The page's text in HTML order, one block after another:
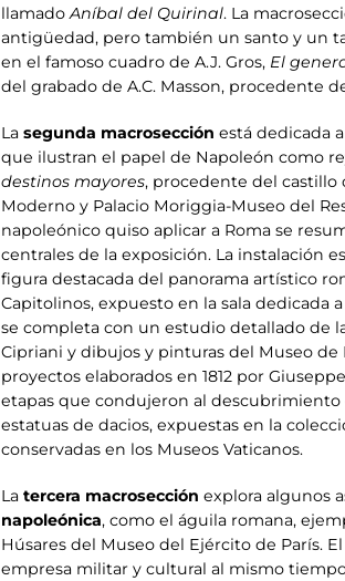
llamadoAníbal del Quirinal. La
antigüedad, pero también un santo y un
en el famoso cuadro de A.J. Gros, El
del grabado de A.C. Masson, procedente
La segunda macrosección está dedicada
que ilustran el papel de Napoleón como
destinos mayores, procedente del castillo
Moderno y Palacio Moriggia-Museo del
napoleónico quiso aplicar a Roma se
centrales de la exposición. La instalación
figura destacada del panorama artístico
Capitolinos, expuesto en la sala dedicada
se completa con un estudio detallado de
Cipriani y dibujos y pinturas del Museo de
proyectos elaborados en 1812 por
etapas que condujeron al descubrimiento
estatuas de dacios, expuestas en la
conservadas en los Museos Vaticanos.
La tercera macrosección explora algunos
napoleónica, como el águila romana,
Húsares del Museo del Ejército de París.
empresa militar y cultural al mismo